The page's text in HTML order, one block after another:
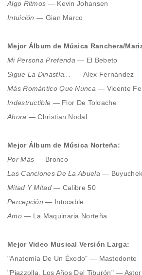
Algo Ritmos — Kevin Johansen
Intuición — Gian Marco
Mejor Álbum de Música Ranchera/
Mi Persona Preferida — El Bebeto
Sigue La Dinastía...
— Alex Fernández
Más Romántico Que Nunca — Vicente
Indestructible — Flor De Toloache
Ahora — Christian Nodal
Mejor Álbum de Música Norteña:
Por Más — Bronco
Las Canciones De La Abuela — Buyuchek
Mitad Y Mitad— Calibre 50
Percepción— Intocable
Amo— La Maquinaria Norteña
Mejor Video Musical Versión Larga:
"Anatomía De Un Éxodo" — Mastodonte
"Piazzolla, Los Años Del Tiburón" —